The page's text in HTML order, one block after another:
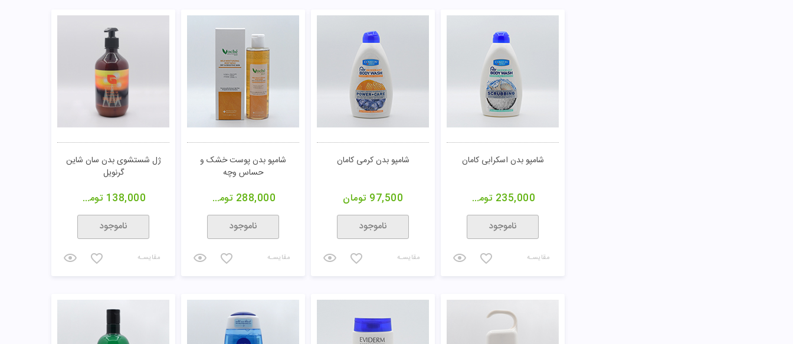
شامپو بدن اسکرابی کامان
235,000 تومان
ناموجود
مقایسـه
شامپو بدن کرمی کامان
97,500 تومان
ناموجود
مقایسـه
شامپو بدن پوست خشک و
حساس وچه
288,000 تومان
ناموجود
مقایسـه
ژل شستشوی بدن سان شاین
گرنویل
138,000 تومان
ناموجود
مقایسـه